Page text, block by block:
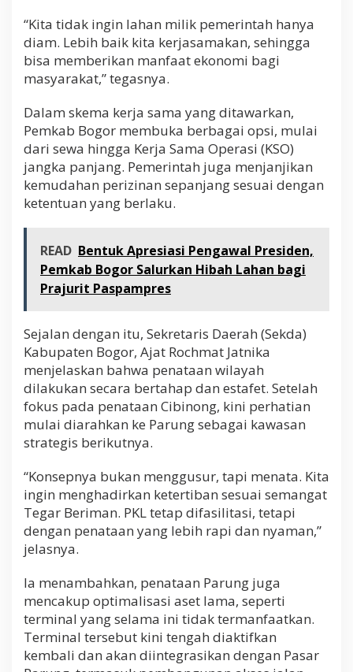
“Kita tidak ingin lahan milik pemerintah hanya
diam. Lebih baik kita kerjasamakan, sehingga
bisa memberikan manfaat ekonomi bagi
masyarakat,” tegasnya.
Dalam skema kerja sama yang ditawarkan,
Pemkab Bogor membuka berbagai opsi, mulai
dari sewa hingga Kerja Sama Operasi (KSO)
jangka panjang. Pemerintah juga menjanjikan
kemudahan perizinan sepanjang sesuai dengan
ketentuan yang berlaku.
READ Bentuk Apresiasi Pengawal Presiden,
Pemkab Bogor Salurkan Hibah Lahan bagi
Prajurit Paspampres
Sejalan dengan itu, Sekretaris Daerah (Sekda)
Kabupaten Bogor, Ajat Rochmat Jatnika
menjelaskan bahwa penataan wilayah
dilakukan secara bertahap dan estafet. Setelah
fokus pada penataan Cibinong, kini perhatian
mulai diarahkan ke Parung sebagai kawasan
strategis berikutnya.
“Konsepnya bukan menggusur, tapi menata. Kita
ingin menghadirkan ketertiban sesuai semangat
Tegar Beriman. PKL tetap difasilitasi, tetapi
dengan penataan yang lebih rapi dan nyaman,”
jelasnya.
Ia menambahkan, penataan Parung juga
mencakup optimalisasi aset lama, seperti
terminal yang selama ini tidak termanfaatkan.
Terminal tersebut kini tengah diaktifkan
kembali dan akan diintegrasikan dengan Pasar